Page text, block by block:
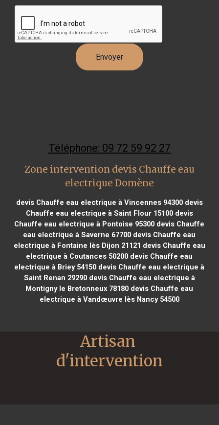
Téléphone: 09 72 59 92 27
Zone intervention devis Chauffe eau
electrique Domène
devis Chauffe eau electrique à Vincennes 94300devis
Chauffe eau electrique à Saint Flour 15100devis
Chauffe eau electrique à Pontoise 95300 devis Chauffe
eau electrique à Saverne 67700 devis Chauffe eau
electrique à Fontaine lès Dijon 21121 devis Chauffe eau
electrique à Coutances 50200 devis Chauffe eau
electrique à Briey 54150 devis Chauffe eau electrique à
Saint Renan 29290devis Chauffe eau electrique à
Montigny le Bretonneux 78180 devis Chauffe eau
electrique à Vandœuvre lès Nancy 54500
Artisan
d'intervention